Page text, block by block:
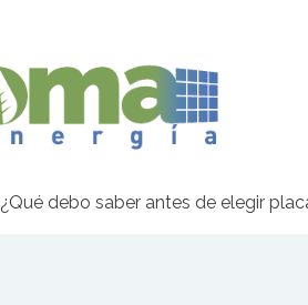
¿Qué debo saber antes de elegir